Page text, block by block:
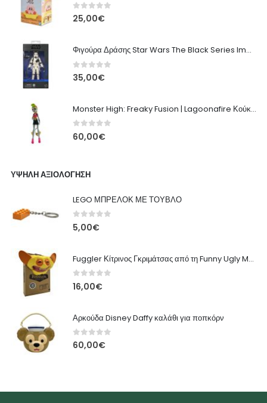
0out of 5
25,00€
Φιγούρα Δράσης Star Wars The Black Series Imperial Remnant Stormtrooper #05
0out of 5
35,00€
Monster High: Freaky Fusion | Lagoonafire Κούκλα Mattel 2013 - 28εκ
0 out of 5
60,00€
ΥΨΗΛΉ ΑΞΙΟΛΌΓΗΣΗ
LEGO ΜΠΡΕΛΟΚ ΜΕ ΤΟΥΒΛΟ
0 out of 5
5,00€
Fuggler Κίτρινος Γκριμάτσας από τη Funny Ugly Monsters
0out of 5
16,00€
Αρκούδα Disney Daffy καλάθι για ποπκόρν
0out of 5
60,00€